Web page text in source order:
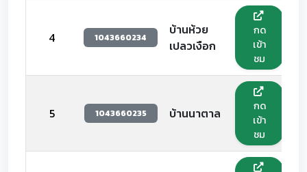
4 1043660234
บ้านห้วย
เปลวเงือก
กด
เข้า
ชม
5 1043660235 บ้านนาตาล
กด
เข้า
ชม